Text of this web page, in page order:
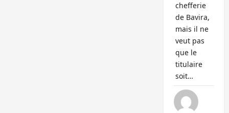
chefferie
de Bavira,
mais il ne
veut pas
que le
titulaire
soit…